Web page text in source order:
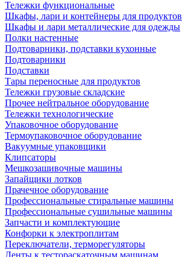
Тележки функциональные
Шкафы, лари и контейнеры для продуктов
Шкафы и лари металлические для одежды
Полки настенные
Подтоварники, подставки кухонные
Подтоварники
Подставки
Тары переносные для продуктов
Тележки грузовые складские
Прочее нейтральное оборудование
Тележки технологические
Упаковочное оборудование
Термоупаковочное оборудование
Вакуумные упаковщики
Клипсаторы
Мешкозашивочные машины
Запайщики лотков
Прачечное оборудование
Профессиональные стиральные машины
Профессиональные сушильные машины
Запчасти и комплектующие
Конфорки к электроплитам
Переключатели, терморегуляторы
Ленты к тестораскаточным машинам